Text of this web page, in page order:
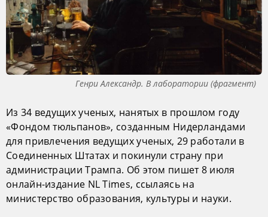
Генри Александр. В лаборатории (фрагмент)
Из 34 ведущих ученых, нанятых в прошлом году
«Фондом тюльпанов», созданным Нидерландами
для привлечения ведущих ученых, 29 работали в
Соединенных Штатах и покинули страну при
администрации Трампа. Об этом пишет 8 июля
онлайн-издание NL Times, ссылаясь на
министерство образования, культуры и науки.